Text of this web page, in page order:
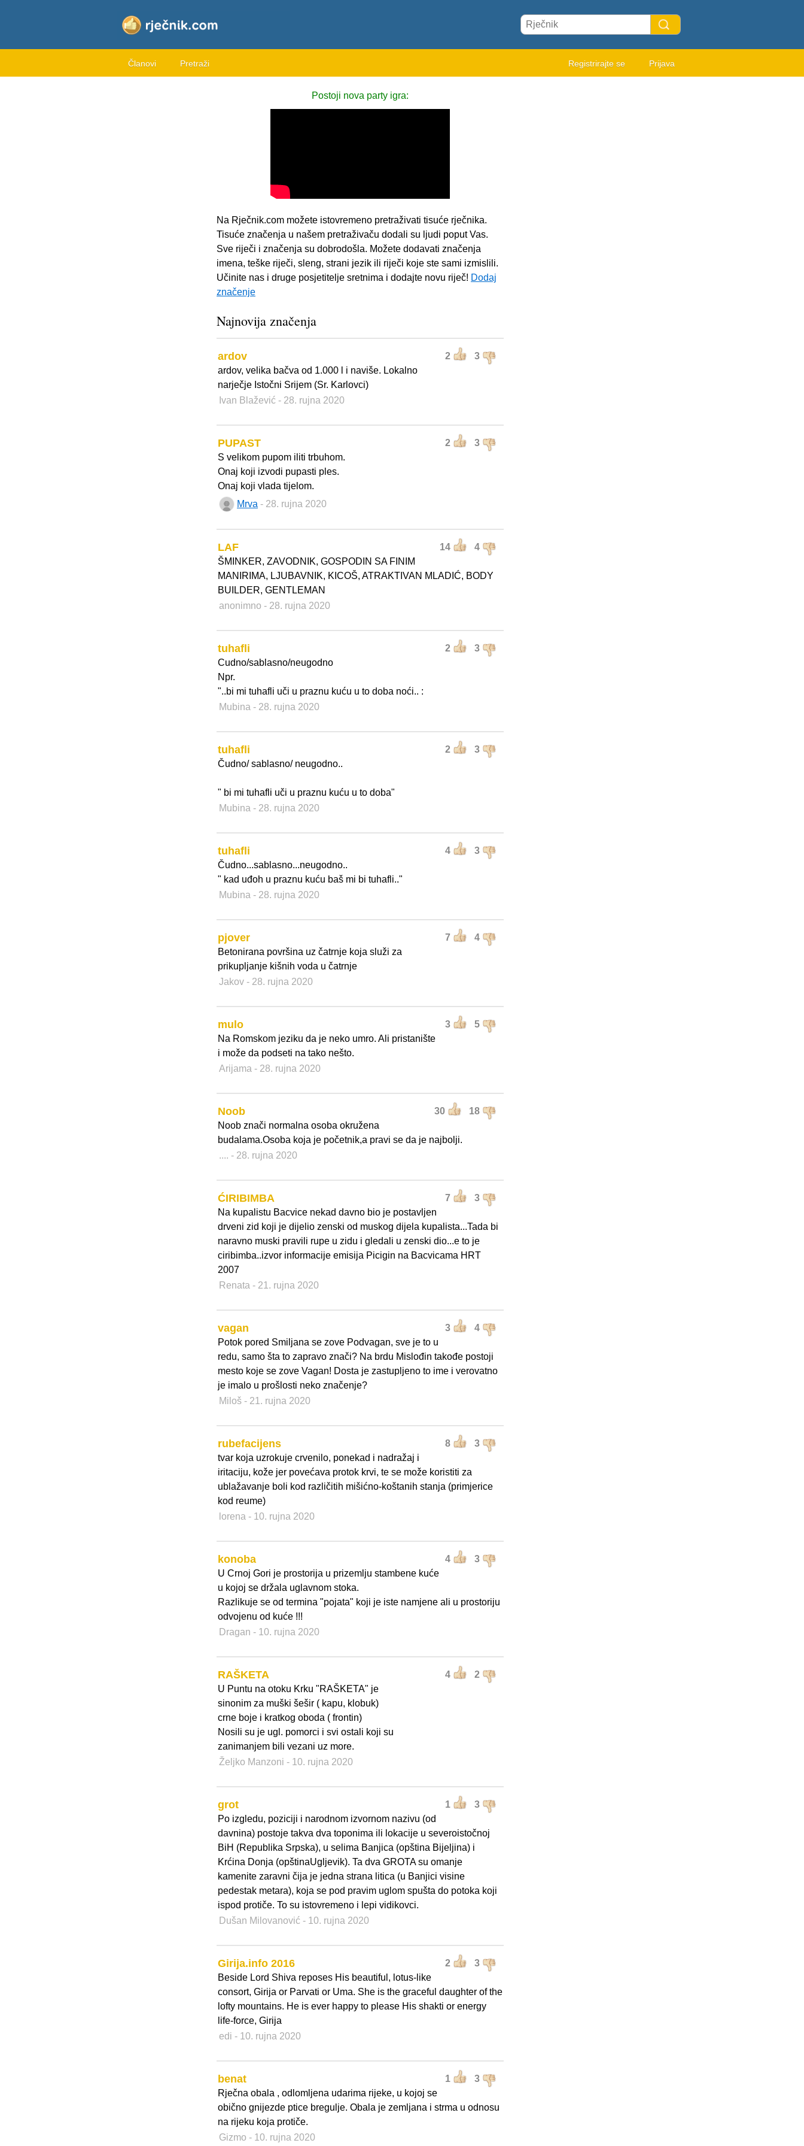
Članovi Pretraži Registrirajte se Prijava
Postoji nova party igra:
Na Rječnik.com možete istovremeno pretraživati tisuće rječnika.
Tisuće značenja u našem pretraživaču dodali su ljudi poput Vas.
Sve riječi i značenja su dobrodošla. Možete dodavati značenja
imena, teške riječi, sleng, strani jezik ili riječi koje ste sami izmislili.
Učinite nas i druge posjetitelje sretnima i dodajte novu riječ! Dodaj
značenje
Najnovija značenja
2 3
ardov
ardov, velika bačva od 1.000 l i naviše. Lokalno
narječje Istočni Srijem (Sr. Karlovci)
Ivan Blažević - 28. rujna 2020
2 3
PUPAST
S velikom pupom iliti trbuhom.
Onaj koji izvodi pupasti ples.
Onaj koji vlada tijelom.
Mrva - 28. rujna 2020
14 4
LAF
ŠMINKER, ZAVODNIK, GOSPODIN SA FINIM
MANIRIMA, LJUBAVNIK, KICOŠ, ATRAKTIVAN MLADIĆ, BODY
BUILDER, GENTLEMAN
anonimno - 28. rujna 2020
2 3
tuhafli
Cudno/sablasno/neugodno
Npr.
"..bi mi tuhafli uči u praznu kuću u to doba noći.. :
Mubina - 28. rujna 2020
2 3
tuhafli
Čudno/ sablasno/ neugodno..
" bi mi tuhafli uči u praznu kuću u to doba"
Mubina - 28. rujna 2020
4 3
tuhafli
Čudno...sablasno...neugodno..
" kad uđoh u praznu kuću baš mi bi tuhafli.."
Mubina - 28. rujna 2020
7 4
pjover
Betonirana površina uz čatrnje koja služi za
prikupljanje kišnih voda u čatrnje
Jakov - 28. rujna 2020
3 5
mulo
Na Romskom jeziku da je neko umro. Ali pristanište
i može da podseti na tako nešto.
Arijama - 28. rujna 2020
30 18
Noob
Noob znači normalna osoba okružena
budalama.Osoba koja je početnik,a pravi se da je najbolji.
.... - 28. rujna 2020
7 3
ĆIRIBIMBA
Na kupalistu Bacvice nekad davno bio je postavljen
drveni zid koji je dijelio zenski od muskog dijela kupalista...Tada bi
naravno muski pravili rupe u zidu i gledali u zenski dio...e to je
ciribimba..izvor informacije emisija Picigin na Bacvicama HRT
2007
Renata - 21. rujna 2020
3 4
vagan
Potok pored Smiljana se zove Podvagan, sve je to u
redu, samo šta to zapravo znači? Na brdu Mislođin takođe postoji
mesto koje se zove Vagan! Dosta je zastupljeno to ime i verovatno
je imalo u prošlosti neko značenje?
Miloš - 21. rujna 2020
8 3
rubefacijens
tvar koja uzrokuje crvenilo, ponekad i nadražaj i
iritaciju, kože jer povećava protok krvi, te se može koristiti za
ublažavanje boli kod različitih mišićno-koštanih stanja (primjerice
kod reume)
lorena - 10. rujna 2020
4 3
konoba
U Crnoj Gori je prostorija u prizemlju stambene kuće
u kojoj se držala uglavnom stoka.
Razlikuje se od termina "pojata" koji je iste namjene ali u prostoriju
odvojenu od kuće !!!
Dragan - 10. rujna 2020
4 2
RAŠKETA
U Puntu na otoku Krku "RAŠKETA" je
sinonim za muški šešir ( kapu, klobuk)
crne boje i kratkog oboda ( frontin)
Nosili su je ugl. pomorci i svi ostali koji su
zanimanjem bili vezani uz more.
Željko Manzoni - 10. rujna 2020
1 3
grot
Po izgledu, poziciji i narodnom izvornom nazivu (od
davnina) postoje takva dva toponima ili lokacije u severoistočnoj
BiH (Republika Srpska), u selima Banjica (opština Bijeljina) i
Krćina Donja (opštinaUgljevik). Ta dva GROTA su omanje
kamenite zaravni čija je jedna strana litica (u Banjici visine
pedestak metara), koja se pod pravim uglom spušta do potoka koji
ispod protiče. To su istovremeno i lepi vidikovci.
Dušan Milovanović - 10. rujna 2020
2 3
Girija.info 2016
Beside Lord Shiva reposes His beautiful, lotus-like
consort, Girija or Parvati or Uma. She is the graceful daughter of the
lofty mountains. He is ever happy to please His shakti or energy
life-force, Girija
edi - 10. rujna 2020
1 3
benat
Rječna obala , odlomljena udarima rijeke, u kojoj se
obično gnijezde ptice bregulje. Obala je zemljana i strma u odnosu
na rijeku koja protiče.
Gizmo - 10. rujna 2020